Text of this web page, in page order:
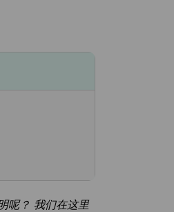
呢？ 我们在这里